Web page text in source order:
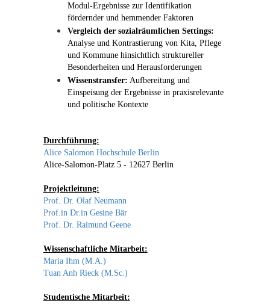
Modul-Ergebnisse zur Identifikation
fördernder und hemmender Faktoren
Vergleich der sozialräumlichen Settings:
Analyse und Kontrastierung von Kita, Pflege
und Kommune hinsichtlich struktureller
Besonderheiten und Herausforderungen
Wissenstransfer: Aufbereitung und
Einspeisung der Ergebnisse in praxisrelevante
und politische Kontexte
Durchführung:
Alice Salomon Hochschule Berlin
Alice-Salomon-Platz 5 - 12627 Berlin
Projektleitung:
Prof. Dr. Olaf Neumann
Prof.in Dr.in Gesine Bär
Prof. Dr. Raimund Geene
Wissenschaftliche Mitarbeit:
Maria Ihm(M.A.)
Tuan Anh Rieck(M.Sc.)
Studentische Mitarbeit: